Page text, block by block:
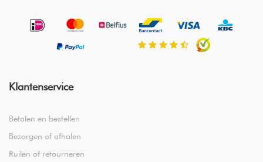
Klantenservice
Betalen en bestellen
Bezorgen of afhalen
Ruilen of retourneren